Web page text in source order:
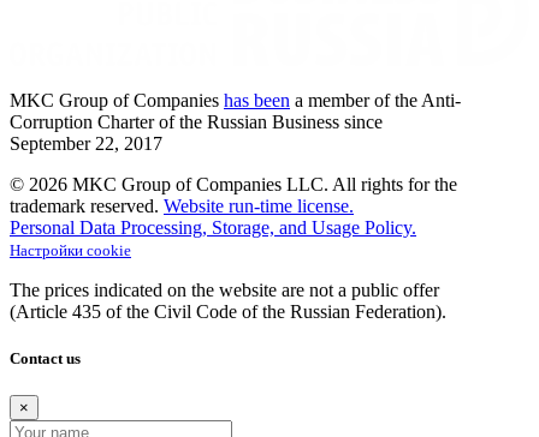
MKC Group of Companies has been a member of the Anti-
Corruption Charter of the Russian Business since
September 22, 2017
© 2026 MKC Group of Companies LLC. All rights for the
trademark reserved. Website run-time license.
Personal Data Processing, Storage, and Usage Policy.
Настройки cookie
The prices indicated on the website are not a public offer
(Article 435 of the Civil Code of the Russian Federation).
Contact us
×